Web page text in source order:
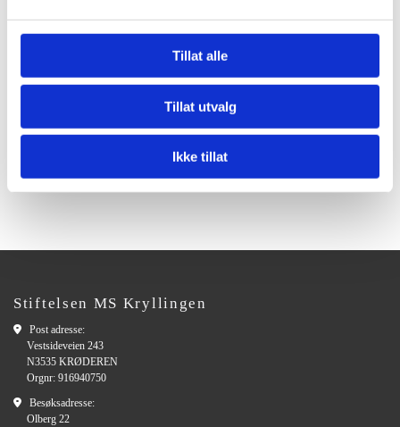
Tillat alle
Tillat utvalg
Ikke tillat
www.allaboutcookies.org
Stiftelsen MS Kryllingen
 Post adresse:
Vestsideveien 243
N3535 KRØDEREN
Orgnr: 916940750
 Besøksadresse:
Olberg 22